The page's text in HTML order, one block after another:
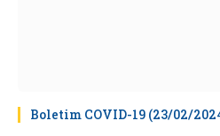
Boletim COVID-19 (23/02/